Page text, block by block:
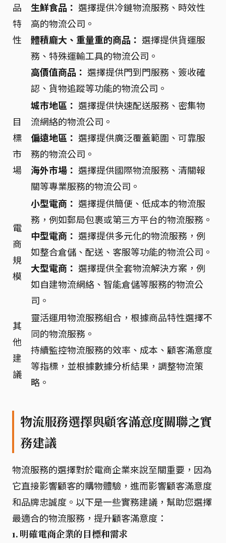
品
特
性
生鮮食品： 選擇提供冷鏈物流服務、時效性
高的物流公司。
體積龐大、重量重的商品： 選擇提供貨運服
務、特殊運輸工具的物流公司。
高價值商品： 選擇提供門到門服務、簽收確
認、貨物追蹤等功能的物流公司。
目
標
市
場
城市地區： 選擇提供快速配送服務、密集物
流網絡的物流公司。
偏遠地區： 選擇提供廣泛覆蓋範圍、可靠服
務的物流公司。
海外市場： 選擇提供國際物流服務、清關報
關等專業服務的物流公司。
電
商
規
模
小型電商： 選擇提供簡便、低成本的物流服
務，例如郵局包裹或第三方平台的物流服務。
中型電商： 選擇提供多元化的物流服務，例
如整合倉儲、配送、客服等功能的物流公司。
大型電商： 選擇提供全套物流解決方案，例
如自建物流網絡、智能倉儲等服務的物流公
司。
其
他
建
議
靈活運用物流服務組合，根據商品特性選擇不
同的物流服務。
持續監控物流服務的效率、成本、顧客滿意度
等指標，並根據數據分析結果，調整物流策
略。
物流服務選擇與顧客滿意度關聯之實
務建議
物流服務的選擇對於電商企業來說至關重要，因為
它直接影響顧客的購物體驗，進而影響顧客滿意度
和品牌忠誠度。以下是一些實務建議，幫助您選擇
最適合的物流服務，提升顧客滿意度：
1. 明確電商企業的目標和需求